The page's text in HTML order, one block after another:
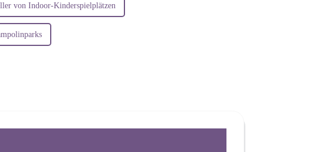
von Indoor-Kinderspielplätzen